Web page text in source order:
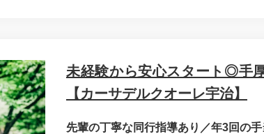
未経験から安心スタート◎手
【カーサデルクオーレ宇治】
先輩の丁寧な同行指導あり／年3回の